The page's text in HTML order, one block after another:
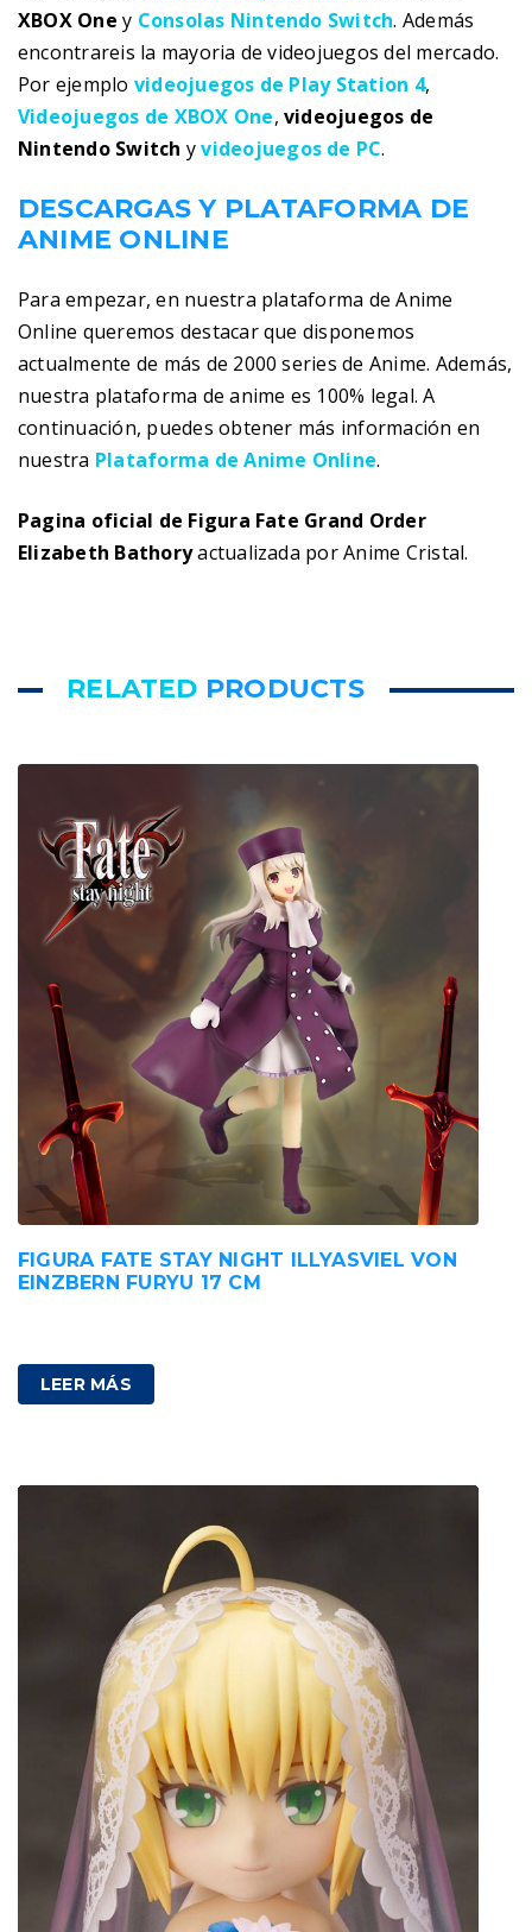
XBOX One y Consolas Nintendo Switch. Además
encontrareis la mayoria de videojuegos del mercado.
Por ejemplo videojuegos de Play Station 4,
Videojuegos de XBOX One,videojuegos de
Nintendo Switch yvideojuegos de PC.
DESCARGAS Y PLATAFORMA DE
ANIME ONLINE
Para empezar, en nuestra plataforma de Anime
Online queremos destacar que disponemos
actualmente de más de 2000 series de Anime. Además,
nuestra plataforma de anime es 100% legal. A
continuación, puedes obtener más información en
nuestra Plataforma de Anime Online.
Pagina oficial de Figura Fate Grand Order
Elizabeth Bathoryactualizada por Anime Cristal.
RELATED PRODUCTS
FIGURA FATE STAY NIGHT ILLYASVIEL VON
EINZBERN FURYU 17 CM
LEER MÁS